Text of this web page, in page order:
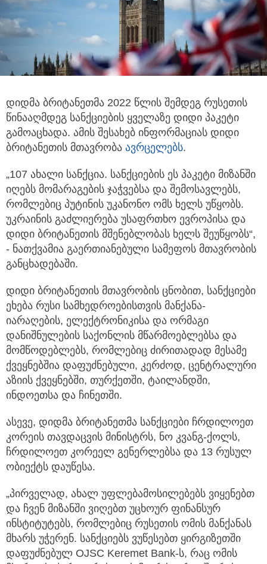
დიდმა ბრიტანეთმა 2022 წლის შემდეგ რუსეთის
წინააღმდეგ სანქციების ყველაზე დიდი პაკეტი
გამოაცხადა. ამის შესახებ ინფორმაციას დიდი
ბრიტანეთის მთავრობა ავრცელებს.
„107 ახალი სანქცია. სანქციების ეს პაკეტი მიზანში
იღებს მომარაგების ჯაჭვებსა და შემოსავლებს,
რომლებიც პუტინის უკანონო ომს ხელს უწყობს.
უკრაინის გაძლიერება უსაფრთხო ევროპისა და
დიდი ბრიტანეთის მშენებლობას ხელს შეუწყობს“,
- ნათქვამია გაერთიანებული სამეფოს მთავრობის
განცხადებაში.
დიდი ბრიტანეთის მთავრობის ცნობით, სანქციები
ეხება რუსი სამხედროებისთვის მანქანა-
იარაღების, ელექტრონიკისა და ორმაგი
დანიშნულების საქონლის მწარმოებლებსა და
მომწოდებლებს, რომლებიც ძირითადად მესამე
ქვეყნებშია დაფუძნებული, კერძოდ, ცენტრალური
აზიის ქვეყნებში, თურქეთში, ტაილანდში,
ინდოეთსა და ჩინეთში.
ასევე, დიდმა ბრიტანეთმა სანქციები ჩრდილოეთ
კორეის თავდაცვის მინისტრს, ნო კვანგ-ქოლს,
ჩრდილოეთ კორეელ გენერლებსა და 13 რუსულ
ობიექტს დაუწესა.
„პირველად, ახალ უფლებამოსილებებს ვიყენებთ
და ჩვენ მიზანში ვიღებთ უცხოურ ფინანსურ
ინსტიტუტებს, რომლებიც რუსეთის ომის მანქანას
მხარს უჭერენ. სანქციებს ვუწესებთ ყირგიზეთში
დაფუძნებულ OJSC Keremet Bank-ს, რაც ომის